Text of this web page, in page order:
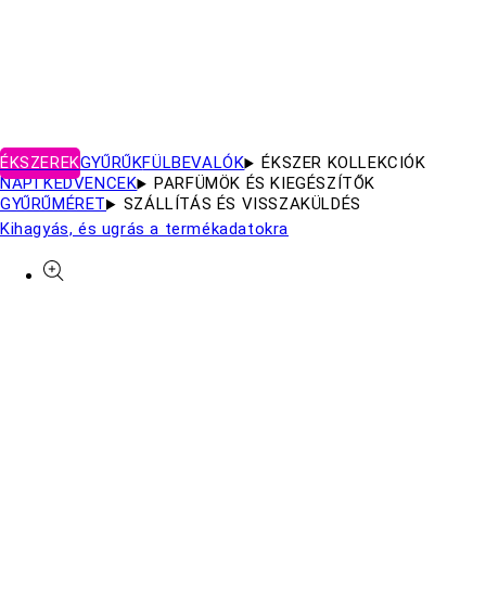
ÉKSZEREKGYŰRŰKFÜLBEVALÓK
ÉKSZER KOLLEKCIÓK
NAPI KEDVENCEK
PARFÜMÖK ÉS KIEGÉSZÍTŐK
GYŰRŰMÉRET
SZÁLLÍTÁS ÉS VISSZAKÜLDÉS
Kihagyás, és ugrás a termékadatokra